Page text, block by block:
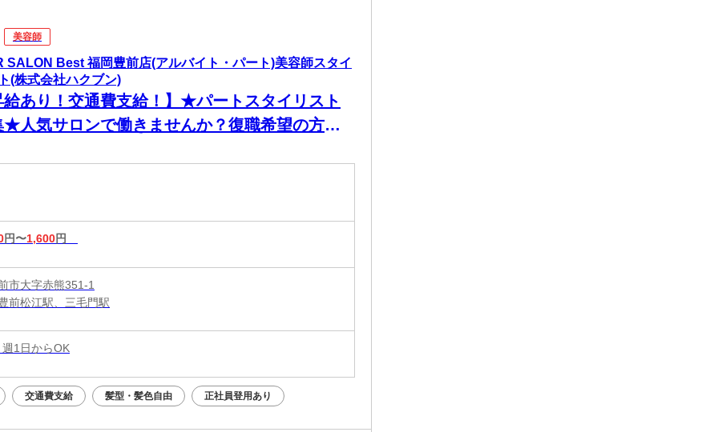
美容師
SALON Best 福岡豊前店(アルバイト・パート)美容師スタイ
(株式会社ハクブン)
給あり！交通費支給！】★パートスタイリスト
★人気サロンで働きませんか？復職希望の方大
円〜1,600円
市大字赤熊351-1
前松江駅、三毛門駅
1日からOK
交通費支給 髪型・髪色自由 正社員登用あり